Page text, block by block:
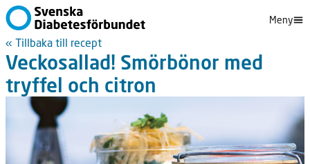
Meny
« Tillbaka till recept
Veckosallad! Smörbönor med
tryffel och citron